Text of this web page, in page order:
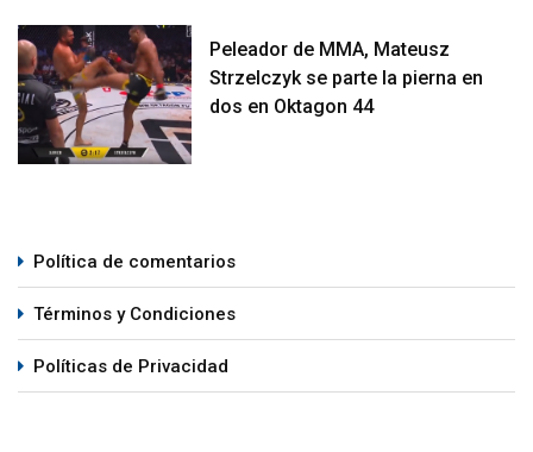
Peleador de MMA, Mateusz
Strzelczyk se parte la pierna en
dos en Oktagon 44
Política de comentarios
Términos y Condiciones
Políticas de Privacidad